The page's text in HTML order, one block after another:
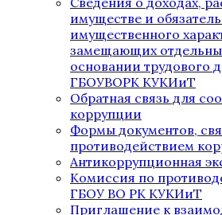
имуществе и
имущественного
замещающих
основании трудового
ГБОУВОРК КУКИиТ
Обратная связь для
коррупции
Формы документов,
противодействием
Антикоррупционная
Комиссия по
ГБОУ ВО РК КУКИиТ
Приглашение к